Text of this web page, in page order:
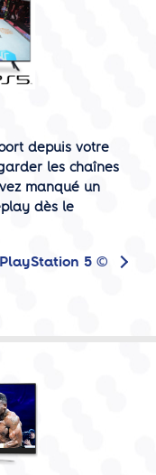
depuis votre
les chaînes
manqué un
dès le
5 ©